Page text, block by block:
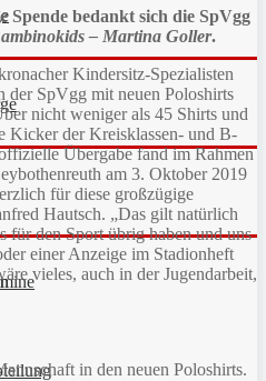
Spende bedankt sich die SpVgg
– Martina Goller.
Kindersitz-Spezialisten
der SpVgg mit neuen Poloshirts
nicht weniger als 45 Shirts und
Kicker der Kreisklassen- und B-
Übergabe fand im Rahmen
am 3. Oktober 2019
für diese großzügige
Hautsch. „Das gilt natürlich
für den Sport übrig haben und uns
einer Anzeige im Stadionheft
vieles, auch in der Jugendarbeit,
in den neuen Poloshirts.